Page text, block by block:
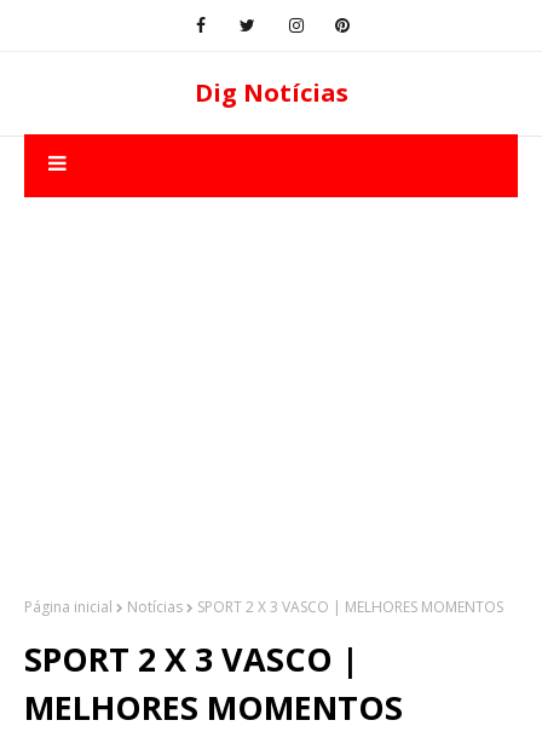
Dig Notícias
Página inicial Notícias SPORT 2 X 3 VASCO | MELHORES MOMENTOS
SPORT 2 X 3 VASCO |
MELHORES MOMENTOS